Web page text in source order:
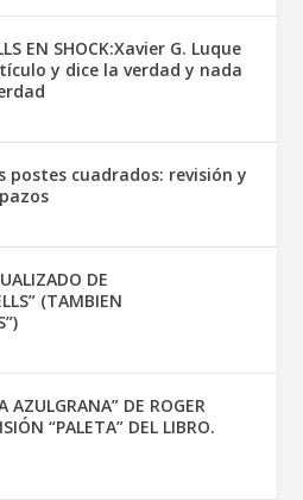
EN SHOCK:Xavier G. Luque
y dice la verdad y nada
postes cuadrados: revisión y
DE
(TAMBIEN
AZULGRANA” DE ROGER
“PALETA” DEL LIBRO.